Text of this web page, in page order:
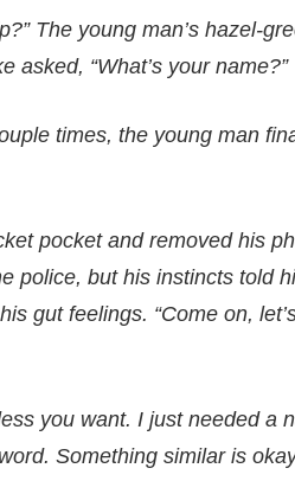
The young man’s hazel-
asked, “What’s your name?”
times, the young man
pocket and removed his
police, but his instincts told
gut feelings. “Come on,
you want. I just needed a
Something similar is